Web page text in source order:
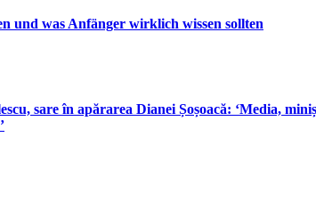
und was Anfänger wirklich wissen sollten
sare în apărarea Dianei Șoșoacă: ‘Media,